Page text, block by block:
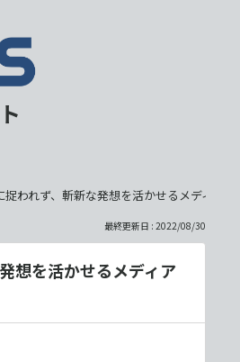
れず、斬新な発想を活かせるメディアに
最終更新日 : 2022/08/30
想を活かせるメディア